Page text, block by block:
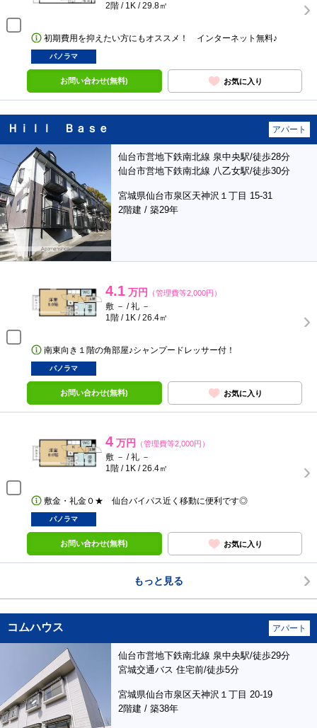
2階 / 1K / 29.8㎡
初期費用を抑えたい方にもオススメ！ インターネット無料♪
パノラマ
お問い合わせ(無料) お気に入り
Ｈｉｌｌ Ｂａｓｅ アパート
仙台市営地下鉄南北線 泉中央駅/徒歩28分
仙台市営地下鉄南北線 八乙女駅/徒歩30分
宮城県仙台市泉区天神沢１丁目 15-31
2階建 / 築29年
4.1 万円 （管理費等2,000円）
敷 － / 礼 －
1階 / 1K / 26.4㎡
南東向き１階の角部屋♪シャンプードレッサー付！
パノラマ
お問い合わせ(無料) お気に入り
4 万円 （管理費等2,000円）
敷 － / 礼 －
1階 / 1K / 26.4㎡
敷金・礼金０★ 仙台バイパス近く移動に便利です◎
パノラマ
お問い合わせ(無料) お気に入り
もっと見る
コムハウス アパート
仙台市営地下鉄南北線 泉中央駅/徒歩29分
宮城交通バス 住宅前/徒歩5分
宮城県仙台市泉区天神沢１丁目 20-19
2階建 / 築38年